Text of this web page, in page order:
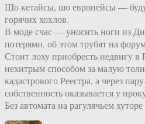
Шо кетайсы, шо европейсы —
горячих хохлов.
В моде счас — уносить ноги из
потерями, об этом трубят на
Стоит лоху приобресть недвигу
нехитрым способом за малую
кадастрового Реестра, а через
собственность оказывается у
Без автомата на рагулячьем